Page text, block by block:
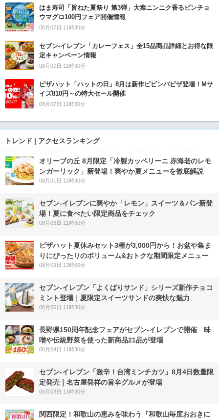
はま寿司「旨ねた夏祭り 第3弾」大葉ニンニク香るビンチョ
ウマグロ100円フェア開催情報
08月07日 11時30分
セブン‐イレブン「カレーフェス」全15品商品詳細とお得な限
定キャンペーン情報
08月07日 11時30分
ピザハット「ハットの日」8月は新作ビビンバピザ登場！Mサ
イズ810円～の特大セール開催
08月07日 11時30分
トレンド | アクセスランキング
オリーブの丘 8月限定「冷製カッペリーニ 赤海老のレモ
ンガーリック」新登場！爽やか夏メニューを徹底解説
08月01日 11時30分
セブン‐イレブンに爽やか「レモン」スイーツ＆パン新登
場！夏に食べたい限定商品をチェック
08月03日 11時30分
ピザハット夏休みセット3種が3,000円から！お盆や集ま
りにぴったりのボリューム&おトクな期間限定メニュー
08月03日 13時00分
セブン‐イレブン「よくばりサンド」シリーズ新作チョコ
ミント登場｜夏限定スイーツサンドの爽快な魅力
08月06日 11時30分
長野県150周年記念フェアがセブン-イレブンで開催 味
噌や伝統野菜を使った新商品21品が登場
08月04日 11時30分
セブン-イレブン「激辛！台湾ミンチカツ」8月4日数量限
定発売｜名古屋発祥の旨辛グルメが登場
08月03日 11時30分
関西限定！和歌山の恵みを味わう『和歌山毎度おおきに